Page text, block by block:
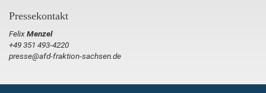
Pressekontakt
FelixMenzel
+49 351 493-4220
presse@afd-fraktion-sachsen.de